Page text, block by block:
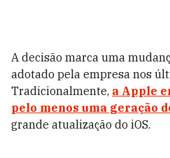
A decisão marca uma
adotado pela empresa nos
Tradicionalmente, a Apple
pelo menos uma geração
grande atualização do iOS.